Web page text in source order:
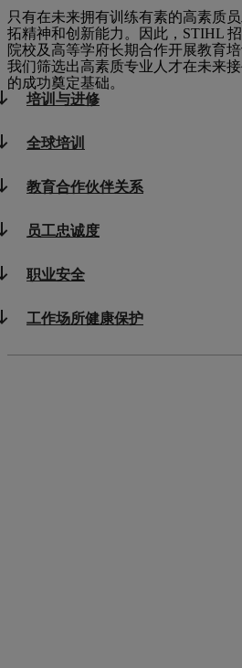
只有在未来拥有训练有素的高素质
拓精神和创新能力。因此，STIHL
院校及高等学府长期合作开展教育
我们筛选出高素质专业人才在未来
的成功奠定基础。
培训与进修
全球培训
教育合作伙伴关系
员工忠诚度
职业安全
工作场所健康保护